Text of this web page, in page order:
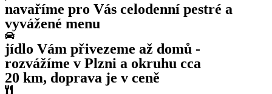
navaříme pro Vás celodenní pestré a
vyvážené menu
jídlo Vám přivezeme až domů -
rozvážíme v Plzni a okruhu cca
20 km, doprava je v ceně